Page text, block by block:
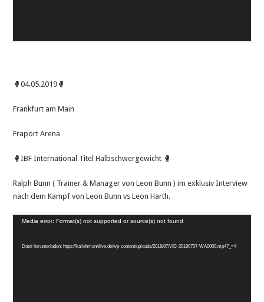
🥊04.05.2019🥊
Frankfurt am Main
Fraport Arena
🥊IBF International Titel Halbschwergewicht 🥊
Ralph Bunn ( Trainer & Manager von Leon Bunn ) im exklusiv Interview
nach dem Kampf von Leon Bunn vs Leon Harth.
Video-
Media error: Format(s) not supported or source(s) not found
Datei herunterladen: https://kailehmannlive.de/wp-content/uploads/2018/07/VID-20190707-WA0000.mp4?_=4